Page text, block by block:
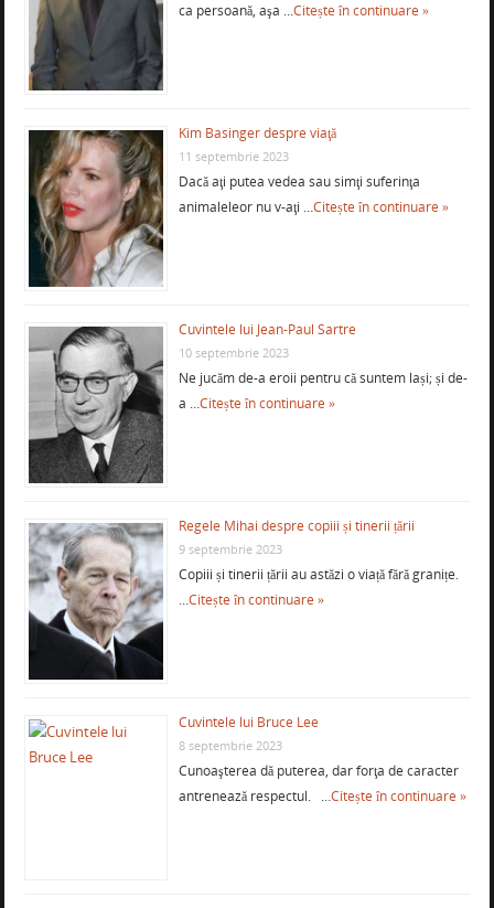
ca persoană, aşa …Citește în continuare »
Kim Basinger despre viaţă
11 septembrie 2023
Dacă aţi putea vedea sau simţi suferinţa
animaleleor nu v-aţi …Citește în continuare »
Cuvintele lui Jean-Paul Sartre
10 septembrie 2023
Ne jucăm de-a eroii pentru că suntem lași; și de-
a …Citește în continuare »
Regele Mihai despre copiii și tinerii țării
9 septembrie 2023
Copiii și tinerii țării au astăzi o viață fără granițe.
…Citește în continuare »
Cuvintele lui Bruce Lee
8 septembrie 2023
Cunoaşterea dă puterea, dar forţa de caracter
antrenează respectul. …Citește în continuare »